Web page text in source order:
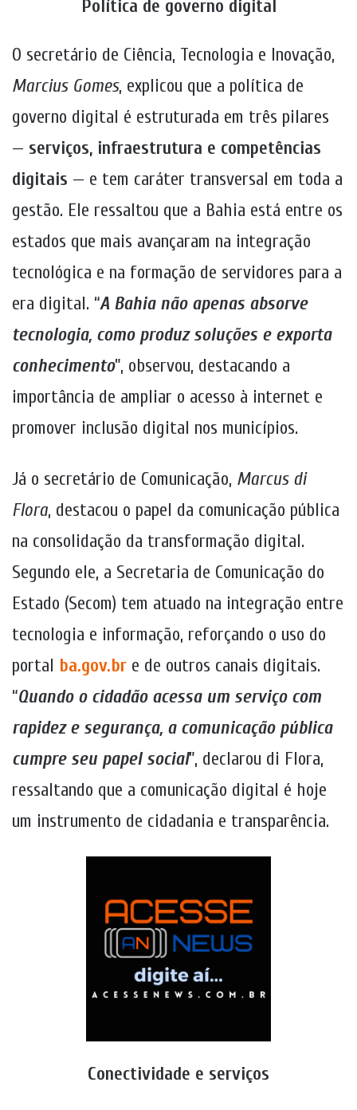
Política de governo digital
O secretário de Ciência, Tecnologia e Inovação,
Marcius Gomes, explicou que a política de
governo digital é estruturada em três pilares
— serviços, infraestrutura e competências
digitais — e tem caráter transversal em toda a
gestão. Ele ressaltou que a Bahia está entre os
estados que mais avançaram na integração
tecnológica e na formação de servidores para a
era digital. “A Bahia não apenas absorve
tecnologia, como produz soluções e exporta
conhecimento”, observou, destacando a
importância de ampliar o acesso à internet e
promover inclusão digital nos municípios.
Já o secretário de Comunicação, Marcus di
Flora, destacou o papel da comunicação pública
na consolidação da transformação digital.
Segundo ele, a Secretaria de Comunicação do
Estado (Secom) tem atuado na integração entre
tecnologia e informação, reforçando o uso do
portal ba.gov.br e de outros canais digitais.
“Quando o cidadão acessa um serviço com
rapidez e segurança, a comunicação pública
cumpre seu papel social”, declarou di Flora,
ressaltando que a comunicação digital é hoje
um instrumento de cidadania e transparência.
Conectividade e serviços